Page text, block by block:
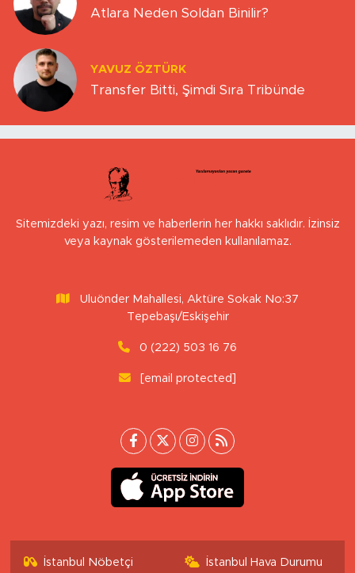
Atlara Neden Soldan Binilir?
YAVUZ ÖZTÜRK
Transfer Bitti, Şimdi Sıra Tribünde
Sitemizdeki yazı, resim ve haberlerin her hakkı saklıdır. İzinsiz
veya kaynak gösterilemeden kullanılamaz.
Uluönder Mahallesi, Aktüre Sokak No:37
Tepebaşı/Eskişehir
0 (222) 503 16 76
[email protected]
İstanbul Nöbetçi
İstanbul Hava Durumu